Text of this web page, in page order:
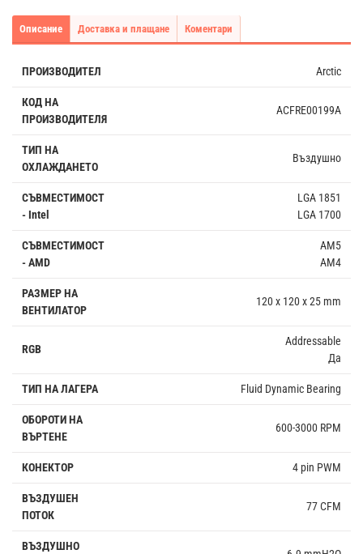
Описание Доставка и плащане Коментари
ПРОИЗВОДИТЕЛ Arctic
КОД НА
ПРОИЗВОДИТЕЛЯ
ACFRE00199A
ТИП НА
ОХЛАЖДАНЕТО
Въздушно
СЪВМЕСТИМОСТ
- Intel
LGA 1851
LGA 1700
СЪВМЕСТИМОСТ
- AMD
AM5
AM4
РАЗМЕР НА
ВЕНТИЛАТОР
120 x 120 x 25 mm
RGB
Addressable
Да
ТИП НА ЛАГЕРА Fluid Dynamic Bearing
ОБОРОТИ НА
ВЪРТЕНЕ
600-3000 RPM
КОНЕКТОР 4 pin PWM
ВЪЗДУШЕН
ПОТОК
77 CFM
ВЪЗДУШНО